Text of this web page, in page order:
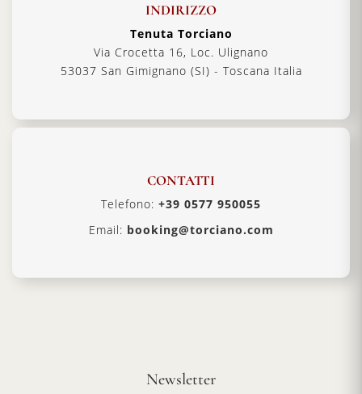
INDIRIZZO
Tenuta Torciano
Via Crocetta 16, Loc. Ulignano
53037 San Gimignano (SI) - Toscana Italia
CONTATTI
Telefono: +39 0577 950055
Email: booking@torciano.com
Newsletter